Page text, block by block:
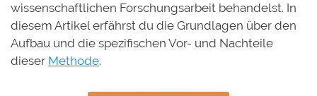
wissenschaftlichen Forschungsarbeit behandelst. In
diesem Artikel erfährst du die Grundlagen über den
Aufbau und die spezifischen Vor- und Nachteile
dieser Methode.